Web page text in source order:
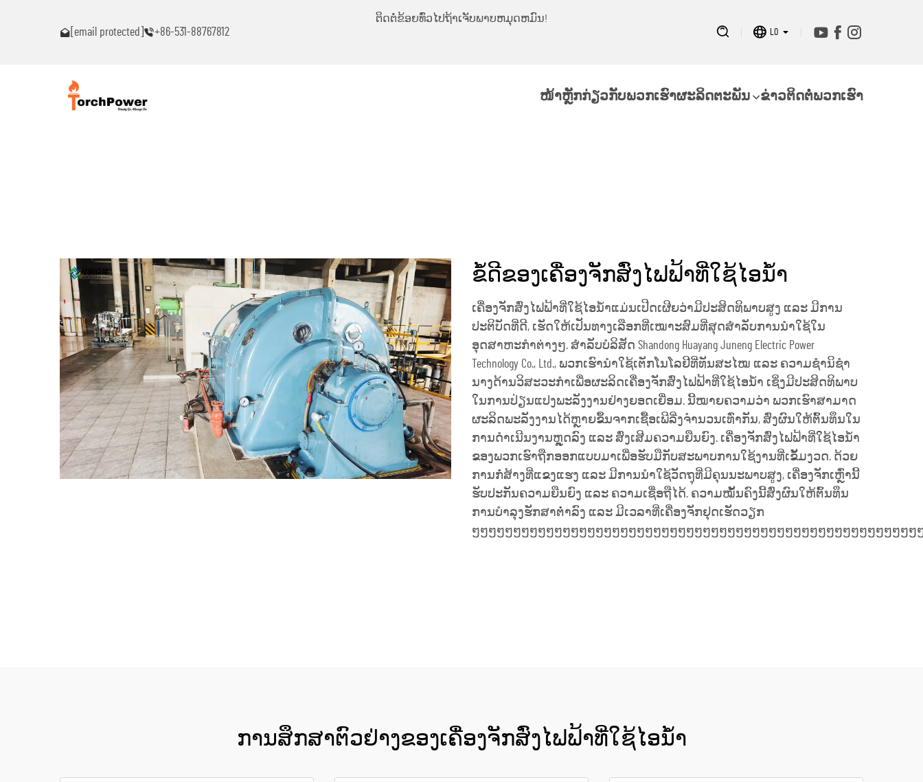
[email protected] +86-531-88767812
ຕິດຕໍ່ຂ້ອຍທົ່ວໄປຖ້າເຈັບພາບຫມຸດຫມົນ! ຕິດຕໍ່ຂ້ອຍທົ່ວໄປຖ້າເຈັບພາບຫມຸດຫມົນ!
LO
ໜ້າຫຼັກກ່ຽວກັບພວກເຮົາຜະລິດຕະພັນ ຂ່າວຕິດຕໍ່ພວກເຮົາ
ຂໍ້ດີຂອງເຄື່ອງຈັກສົ່ງໄຟຟ້າທີ່ໃຊ້ໄອນ້ຳ
ເຄື່ອງຈັກສົ່ງໄຟຟ້າທີ່ໃຊ້ໄອນ້ຳແມ່ນເປີດເຜີຍວ່າມີປະສິດທິພາບສູງ ແລະ ມີການ
ປະຕິບັດທີ່ດີ, ເຮັດໃຫ້ເປັນທາງເລືອກທີ່ເໝາະສົມທີ່ສຸດສຳລັບການນຳໃຊ້ໃນ
ອຸດສາຫະກຳຕ່າງໆ. ສຳລັບບໍລິສັດ Shandong Huayang Juneng Electric Power
Technology Co., Ltd., ພວກເຮົານຳໃຊ້ເຕັກໂນໂລຢີທີ່ທັນສະໄໝ ແລະ ຄວາມຊຳນິຊຳ
ນາງດ້ານວິສະວະກຳເພື່ອຜະລິດເຄື່ອງຈັກສົ່ງໄຟຟ້າທີ່ໃຊ້ໄອນ້ຳ ເຊິ່ງມີປະສິດທິພາບ
ໃນການປ່ຽນແປງພະລັງງານຢ່າງຍອດເຍື່ອມ. ນີ້ໝາຍຄວາມວ່າ ພວກເຮົາສາມາດ
ຜະລິດພະລັງງານໄດ້ຫຼາຍຂຶ້ນຈາກເຊື້ອເພີລີ່ງຈຳນວນເທົ່າກັນ, ສົ່ງຜົນໃຫ້ຕົ້ນທຶນໃນ
ການດຳເນີນງານຫຼຸດລົງ ແລະ ສົ່ງເສີມຄວາມຍືນຍົງ. ເຄື່ອງຈັກສົ່ງໄຟຟ້າທີ່ໃຊ້ໄອນ້ຳ
ຂອງພວກເຮົາຖືກອອກແບບມາເພື່ອຮັບມືກັບສະພາບການໃຊ້ງານທີ່ເຂັ້ມງວດ. ດ້ວຍ
ການກໍ່ສ້າງທີ່ແຂງແຮງ ແລະ ມີການນຳໃຊ້ວັດຖຸທີ່ມີຄຸນນະພາບສູງ, ເຄື່ອງຈັກເຫຼົ່ານີ້
ຮັບປະກັນຄວາມຍືນຍົງ ແລະ ຄວາມເຊື່ອຖືໄດ້. ຄວາມໝັ້ນຄົງນີ້ສົ່ງຜົນໃຫ້ຕົ້ນທຶນ
ການບຳລຸງຮັກສາຕ່ຳລົງ ແລະ ມີເວລາທີ່ເຄື່ອງຈັກຢຸດເຮັດວຽກ
ໆໆໆໆໆໆໆໆໆໆໆໆໆໆໆໆໆໆໆໆໆໆໆໆໆໆໆໆໆໆໆໆໆໆໆໆໆໆໆໆໆໆໆໆໆໆໆໆໆໆໆໆໆ
ການສຶກສາຕົວຢ່າງຂອງເຄື່ອງຈັກສົ່ງໄຟຟ້າທີ່ໃຊ້ໄອນ້ຳ